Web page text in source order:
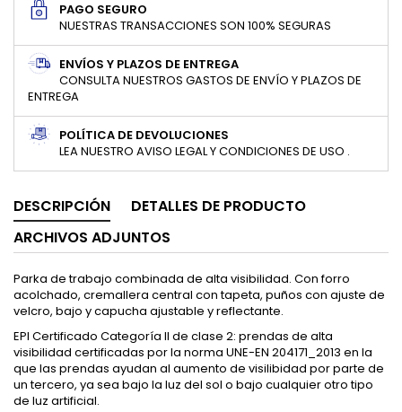
PAGO SEGURO
NUESTRAS TRANSACCIONES SON 100% SEGURAS
ENVÍOS Y PLAZOS DE ENTREGA
CONSULTA NUESTROS GASTOS DE ENVÍO Y PLAZOS DE
ENTREGA
POLÍTICA DE DEVOLUCIONES
LEA NUESTRO AVISO LEGAL Y CONDICIONES DE USO .
DESCRIPCIÓN
DETALLES DE PRODUCTO
ARCHIVOS ADJUNTOS
Parka de trabajo combinada de alta visibilidad. Con forro
acolchado, cremallera central con tapeta, puños con ajuste de
velcro, bajo y capucha ajustable y reflectante.
EPI Certificado Categoría II de clase 2: prendas de alta
visibilidad certificadas por la norma UNE-EN 204171_2013 en la
que las prendas ayudan al aumento de visilibidad por parte de
un tercero, ya sea bajo la luz del sol o bajo cualquier otro tipo
de luz artificial.